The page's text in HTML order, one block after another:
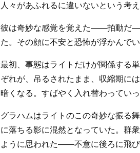
人々があふれるに違いないという考
彼は奇妙な感覚を覚えた――拍動だ
た。その顔に不安と恐怖が浮かんで
最初、事態はライトだけが関係する
ぞれが、吊るされたまま、収縮期に
暗くなる。すばやく入れ替わっていっ
グラハムはライトのこの奇妙な振る
に落ちる影に混然となっていた。群
ように思われた――不意に後ろに飛び